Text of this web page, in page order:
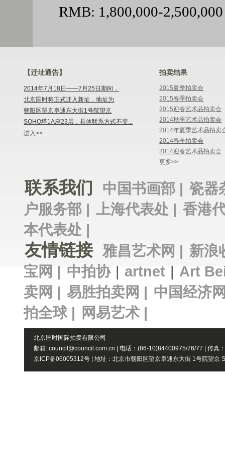
RMB: 1,800,000-2,500,000
【迁址通告】
2014年7月18日——7月25日期间，
北京匡时将正式迁入新址，地址为
朝阳区望京阜通东大街1号院望京
SOHO塔1A座23层，具体联系方式不变...
进入>>
拍卖结果
2015夏季拍卖会
2015春季拍卖会
2015迎春艺术品拍卖会
2014秋季艺术品拍卖会
2014年夏季艺术品拍卖
2014春季拍卖会
2014迎春艺术品拍卖会
更多>>
联系我们 中国书画部 | 瓷器
户服务部 | 上海代表处 | 香港
本代表处 |
友情链接 雅昌艺术网 | 新浪
宝网 | 中拍协 | artnet | Art
卖网 | 易胜拍卖网 | 中国经济
拍全球 |
网易艺术 |
北京匡时国际拍卖有限公司
邮箱: council@council.com.cn | 电话：(86-10)84400975/76/77 | 传真
京ICP备06005312号 | 地址：北京市朝阳区望京阜通东大街 1号院望京